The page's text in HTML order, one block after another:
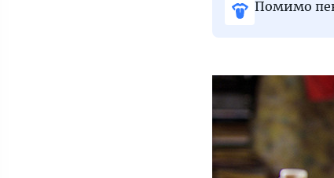
Помимо